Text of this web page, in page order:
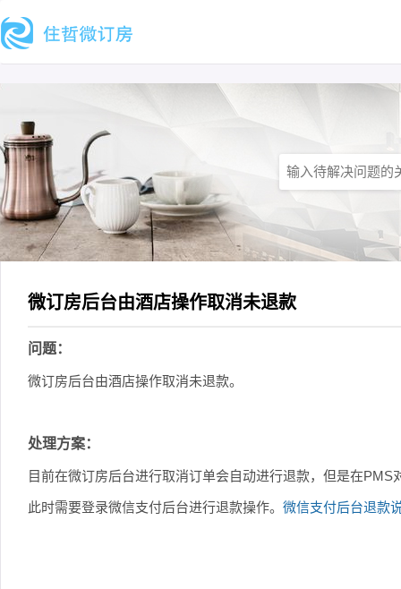
微订房后台由酒店操作取消未退款
问题：
微订房后台由酒店操作取消未退款。
处理方案：
目前在微订房后台进行取消订单会自动进行退款，但是在
此时需要登录微信支付后台进行退款操作。 微信支付后台退款